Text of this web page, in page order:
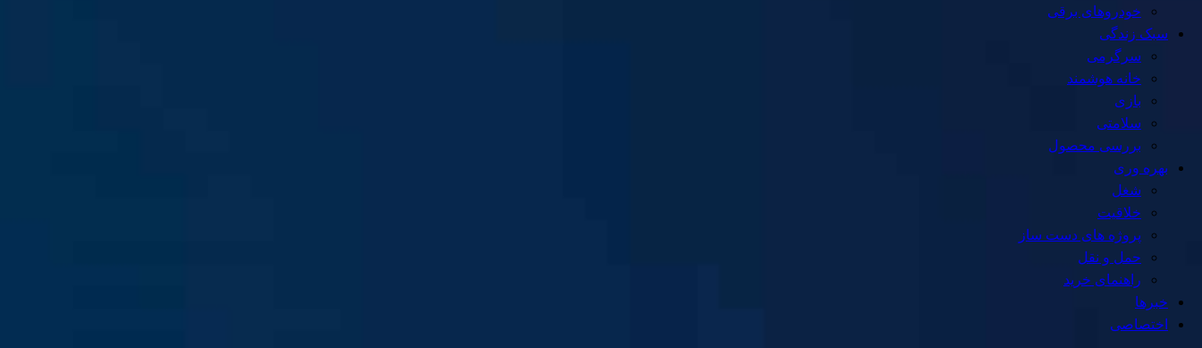
خودروهای برقی
سبک زندگی
سرگرمی
خانه هوشمند
بازی
سلامتی
بررسی محصول
بهره وری
شغل
خلاقیت
پروژه های دست ساز
حمل و نقل
راهنمای خرید
خبرها
اختصاصی